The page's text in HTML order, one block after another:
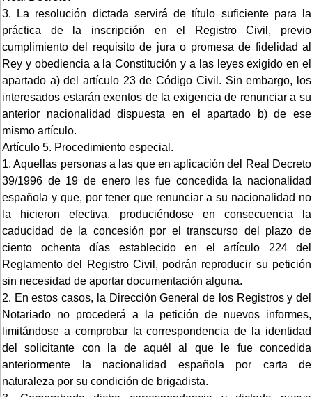
3. La resolución dictada servirá de título suficiente para la
práctica de la inscripción en el Registro Civil, previo
cumplimiento del requisito de jura o promesa de fidelidad al
Rey y obediencia a la Constitución y a las leyes exigido en el
apartado a) del artículo 23 de Código Civil. Sin embargo, los
interesados estarán exentos de la exigencia de renunciar a su
anterior nacionalidad dispuesta en el apartado b) de ese
mismo artículo.
Artículo 5. Procedimiento especial.
1. Aquellas personas a las que en aplicación del Real Decreto
39/1996 de 19 de enero les fue concedida la nacionalidad
española y que, por tener que renunciar a su nacionalidad no
la hicieron efectiva, produciéndose en consecuencia la
caducidad de la concesión por el transcurso del plazo de
ciento ochenta días establecido en el artículo 224 del
Reglamento del Registro Civil, podrán reproducir su petición
sin necesidad de aportar documentación alguna.
2. En estos casos, la Dirección General de los Registros y del
Notariado no procederá a la petición de nuevos informes,
limitándose a comprobar la correspondencia de la identidad
del solicitante con la de aquél al que le fue concedida
anteriormente la nacionalidad española por carta de
naturaleza por su condición de brigadista.